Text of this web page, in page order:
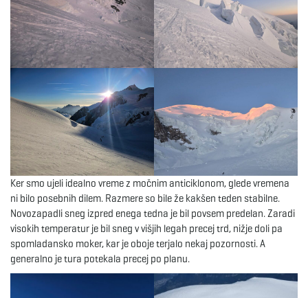
Ker smo ujeli idealno vreme z močnim anticiklonom, glede vremena
ni bilo posebnih dilem. Razmere so bile že kakšen teden stabilne.
Novozapadli sneg izpred enega tedna je bil povsem predelan. Zaradi
visokih temperatur je bil sneg v višjih legah precej trd, nižje doli pa
spomladansko moker, kar je oboje terjalo nekaj pozornosti. A
generalno je tura potekala precej po planu.